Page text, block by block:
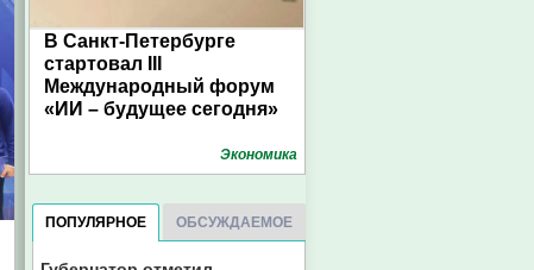
В Санкт-Петербурге
стартовал III
Международный форум
«ИИ – будущее сегодня»
Экономика
ПОПУЛЯРНОЕ ОБСУЖДАЕМОЕ